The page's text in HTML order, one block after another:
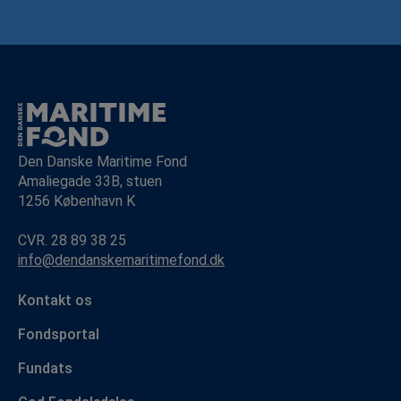
Den Danske Maritime Fond
Amaliegade 33B, stuen
1256 København K
CVR. 28 89 38 25
info@dendanskemaritimefond.dk
Kontakt os
Fondsportal
Fundats